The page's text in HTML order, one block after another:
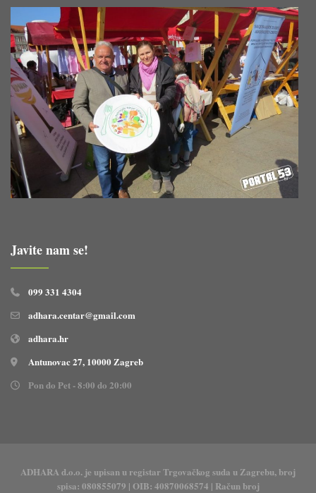
Javite nam se!
099 331 4304
adhara.centar@gmail.com
adhara.hr
Antunovac 27, 10000 Zagreb
Pon do Pet - 8:00 do 20:00
ADHARA d.o.o. je upisan u registar Trgovačkog suda u Zagrebu, broj
spisa: 080855079 | OIB: 40870068574 | Račun broj